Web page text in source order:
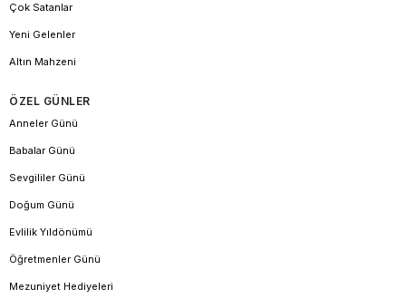
Çok Satanlar
Yeni Gelenler
Altın Mahzeni
ÖZEL GÜNLER
Anneler Günü
Babalar Günü
Sevgililer Günü
Doğum Günü
Evlilik Yıldönümü
Öğretmenler Günü
Mezuniyet Hediyeleri